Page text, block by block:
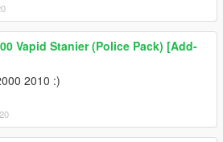
Vapid Stanier (Police Pack) [Add-
2010 :)